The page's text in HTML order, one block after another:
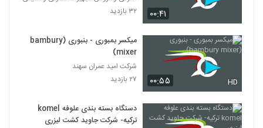
۰۰:۴۱
۳۲ بازدید
۰۰:۵۵ HD
میکسر بمبوری - بنبوری (bambury
mixer)
شرکت امید عمران سهند
۲۷ بازدید
دستگاه بسته بندی علوفه komel
ترکیه- شرکت جاوید کشت لیزری